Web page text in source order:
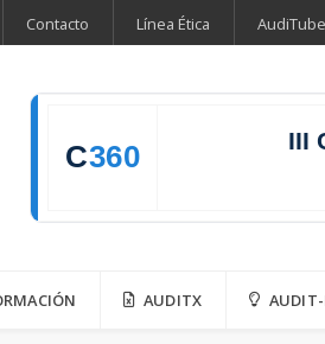
Contacto Línea Ética AudiTube
C360
III
AUDITX